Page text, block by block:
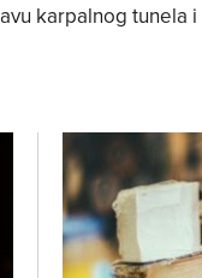
karpalnog tunela